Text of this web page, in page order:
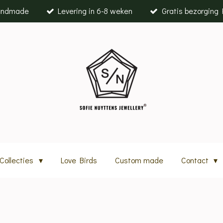
Levering in 6-8 weken Gratis bezorging
Collecties Love Birds Custom made Contact